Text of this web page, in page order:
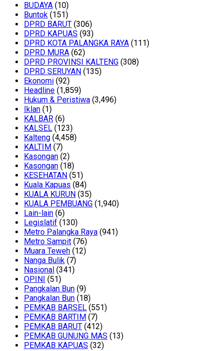
BUDAYA (10)
Buntok (151)
DPRD BARUT (306)
DPRD KAPUAS (93)
DPRD KOTA PALANGKA RAYA (111)
DPRD MURA (62)
DPRD PROVINSI KALTENG (308)
DPRD SERUYAN (135)
Ekonomi (92)
Headline (1,859)
Hukum & Peristiwa (3,496)
Iklan (1)
KALBAR (6)
KALSEL (123)
Kalteng (4,458)
KALTIM (7)
Kasongan (2)
Kasongan (18)
KESEHATAN (51)
Kuala Kapuas (84)
KUALA KURUN (35)
KUALA PEMBUANG (1,940)
Lain-lain (6)
Legislatif (130)
Metro Palangka Raya (941)
Metro Sampit (76)
Muara Teweh (12)
Nanga Bulik (7)
Nasional (341)
OPINI (51)
Pangkalan Bun (9)
Pangkalan Bun (18)
PEMKAB BARSEL (551)
PEMKAB BARTIM (7)
PEMKAB BARUT (412)
PEMKAB GUNUNG MAS (13)
PEMKAB KAPUAS (32)